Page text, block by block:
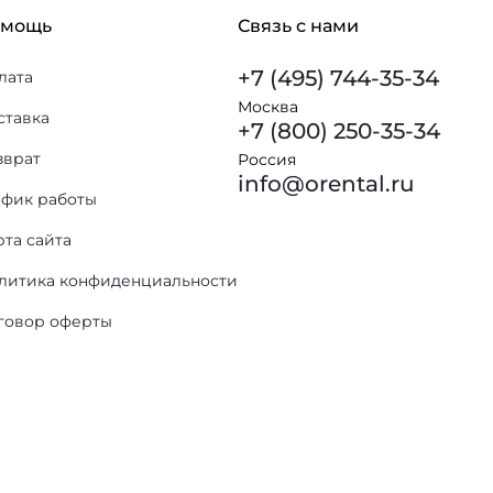
работы
сайта
конфиденциальности
оферты
Связь с нами
+7 (495) 744-35-34
Москва
+7 (800) 250-35-34
Россия
info@orental.ru